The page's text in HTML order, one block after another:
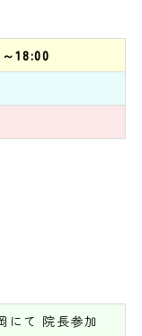
18:00
にて 院長参加